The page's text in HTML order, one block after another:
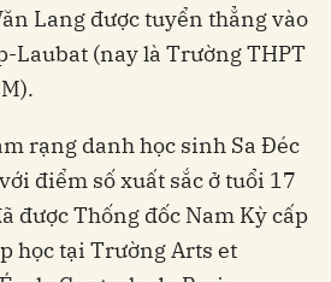
Lang được tuyển thẳng vào
Laubat (nay là Trường THPT
rạng danh học sinh Sa Đéc
điểm số xuất sắc ở tuổi 17
được Thống đốc Nam Kỳ cấp
học tại Trường Arts et